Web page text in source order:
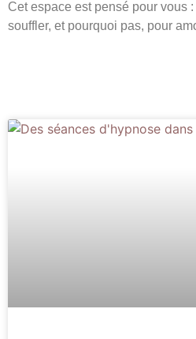
Cet espace est pensé pour vous
souffler, et pourquoi pas, pour